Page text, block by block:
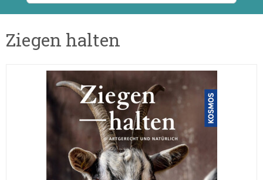
Ziegen halten